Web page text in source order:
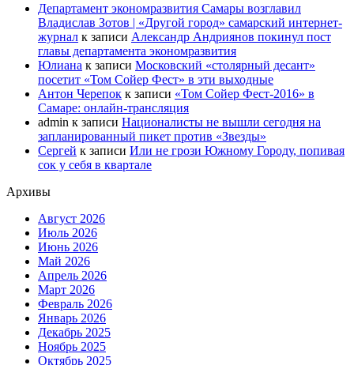
Департамент экономразвития Самары возглавил
Владислав Зотов | «Другой город» самарский интернет-
журнал к записи Александр Андриянов покинул пост
главы департамента экономразвития
Юлиана к записи Московский «столярный десант»
посетит «Том Сойер Фест» в эти выходные
Антон Черепок к записи «Том Сойер Фест-2016» в
Самаре: онлайн-трансляция
admin к записи Националисты не вышли сегодня на
запланированный пикет против «Звезды»
Сергей к записи Или не грози Южному Городу, попивая
сок у себя в квартале
Архивы
Август 2026
Июль 2026
Июнь 2026
Май 2026
Апрель 2026
Март 2026
Февраль 2026
Январь 2026
Декабрь 2025
Ноябрь 2025
Октябрь 2025